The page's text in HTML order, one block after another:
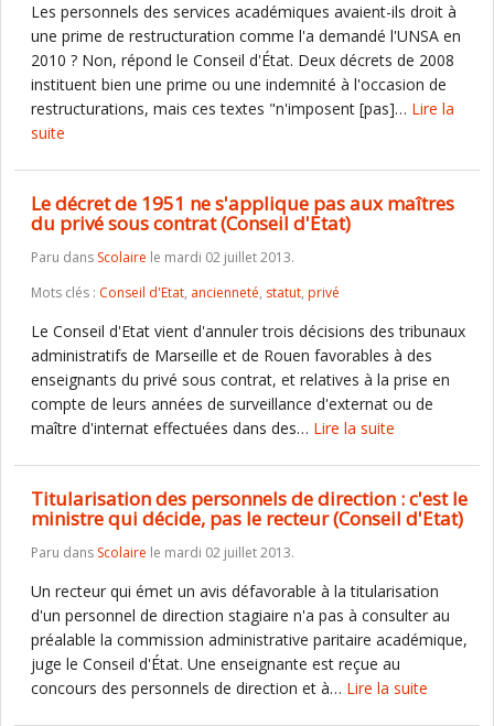
Les personnels des services académiques avaient-ils droit à
une prime de restructuration comme l'a demandé l'UNSA en
2010 ? Non, répond le Conseil d'État. Deux décrets de 2008
instituent bien une prime ou une indemnité à l'occasion de
restructurations, mais ces textes "n'imposent [pas]… Lire la
suite
Le décret de 1951 ne s'applique pas aux maîtres
du privé sous contrat (Conseil d'Etat)
Paru dans Scolaire le mardi 02 juillet 2013.
Mots clés : Conseil d'Etat, ancienneté, statut, privé
Le Conseil d'Etat vient d'annuler trois décisions des tribunaux
administratifs de Marseille et de Rouen favorables à des
enseignants du privé sous contrat, et relatives à la prise en
compte de leurs années de surveillance d'externat ou de
maître d'internat effectuées dans des… Lire la suite
Titularisation des personnels de direction : c'est le
ministre qui décide, pas le recteur (Conseil d'Etat)
Paru dans Scolaire le mardi 02 juillet 2013.
Un recteur qui émet un avis défavorable à la titularisation
d'un personnel de direction stagiaire n'a pas à consulter au
préalable la commission administrative paritaire académique,
juge le Conseil d'État. Une enseignante est reçue au
concours des personnels de direction et à… Lire la suite